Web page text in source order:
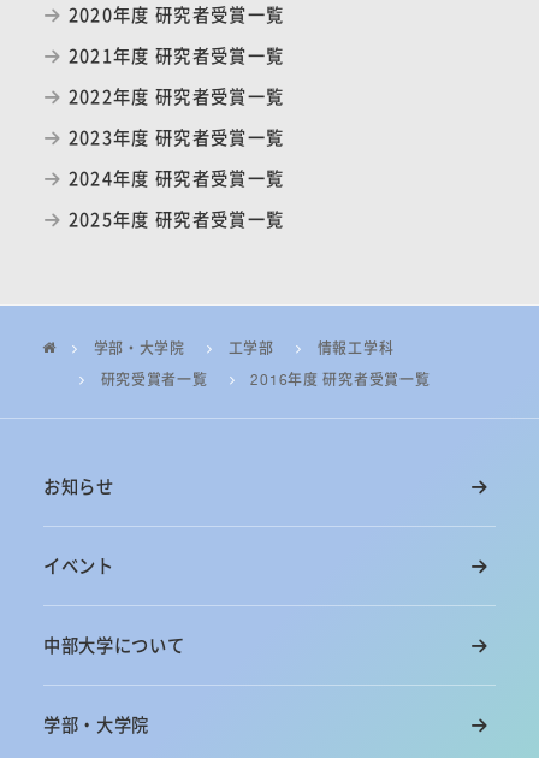
2020年度 研究者受賞一覧
2021年度 研究者受賞一覧
2022年度 研究者受賞一覧
2023年度 研究者受賞一覧
2024年度 研究者受賞一覧
2025年度 研究者受賞一覧
学部・大学院 工学部
情報工学科
研究受賞者一覧
2016年度 研究者受賞一覧
お知らせ
イベント
中部大学について
学部・大学院